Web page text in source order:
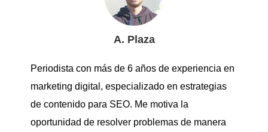
A. Plaza
Periodista con más de 6 años de experiencia en
marketing digital, especializado en estrategias
de contenido para SEO. Me motiva la
oportunidad de resolver problemas de manera